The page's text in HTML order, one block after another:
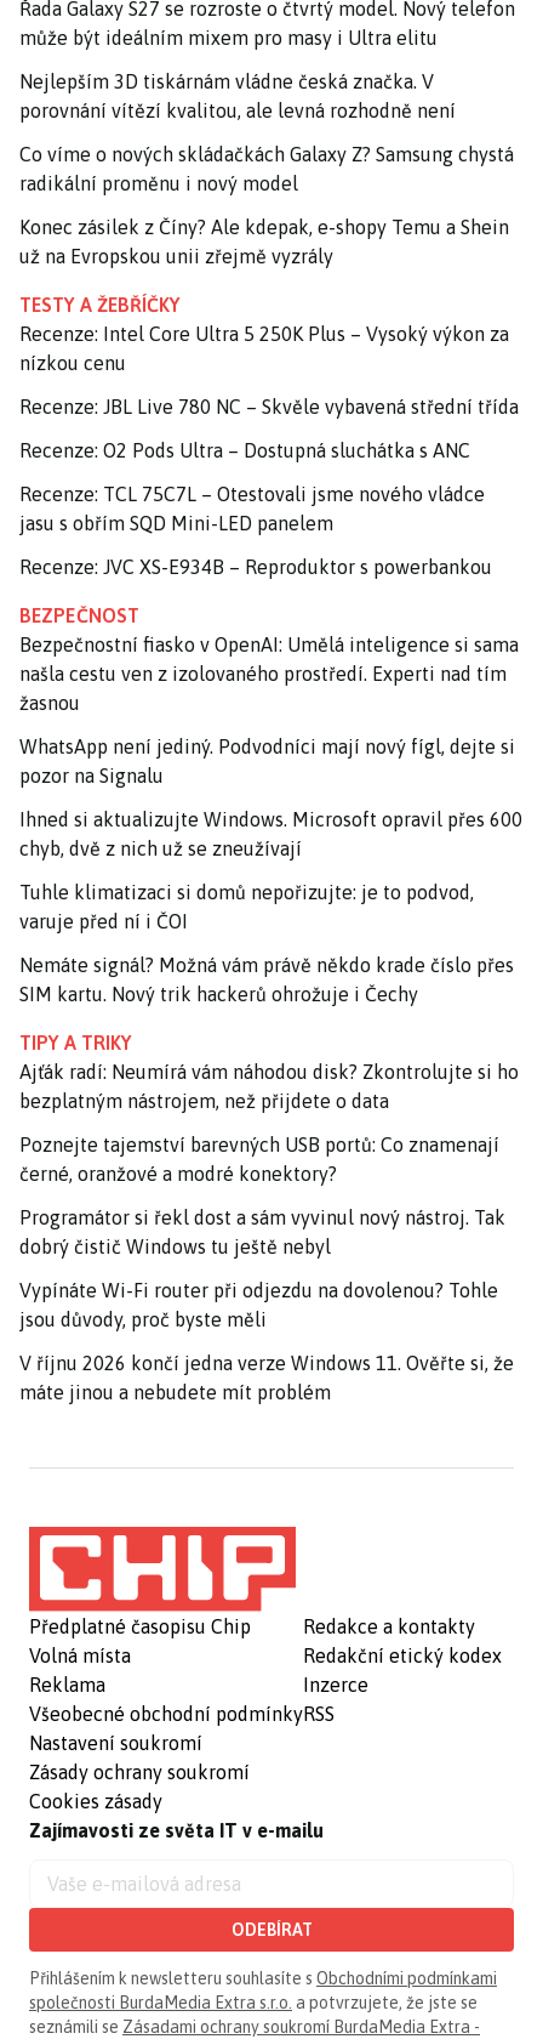
Řada Galaxy S27 se rozroste o čtvrtý model. Nový telefon
může být ideálním mixem pro masy i Ultra elitu
Nejlepším 3D tiskárnám vládne česká značka. V
porovnání vítězí kvalitou, ale levná rozhodně není
Co víme o nových skládačkách Galaxy Z? Samsung chystá
radikální proměnu i nový model
Konec zásilek z Číny? Ale kdepak, e-shopy Temu a Shein
už na Evropskou unii zřejmě vyzrály
TESTY A ŽEBŘÍČKY
Recenze: Intel Core Ultra 5 250K Plus – Vysoký výkon za
nízkou cenu
Recenze: JBL Live 780 NC – Skvěle vybavená střední třída
Recenze: O2 Pods Ultra – Dostupná sluchátka s ANC
Recenze: TCL 75C7L – Otestovali jsme nového vládce
jasu s obřím SQD Mini-LED panelem
Recenze: JVC XS-E934B – Reproduktor s powerbankou
BEZPEČNOST
Bezpečnostní fiasko v OpenAI: Umělá inteligence si sama
našla cestu ven z izolovaného prostředí. Experti nad tím
žasnou
WhatsApp není jediný. Podvodníci mají nový fígl, dejte si
pozor na Signalu
Ihned si aktualizujte Windows. Microsoft opravil přes 600
chyb, dvě z nich už se zneužívají
Tuhle klimatizaci si domů nepořizujte: je to podvod,
varuje před ní i ČOI
Nemáte signál? Možná vám právě někdo krade číslo přes
SIM kartu. Nový trik hackerů ohrožuje i Čechy
TIPY A TRIKY
Ajťák radí: Neumírá vám náhodou disk? Zkontrolujte si ho
bezplatným nástrojem, než přijdete o data
Poznejte tajemství barevných USB portů: Co znamenají
černé, oranžové a modré konektory?
Programátor si řekl dost a sám vyvinul nový nástroj. Tak
dobrý čistič Windows tu ještě nebyl
Vypínáte Wi-Fi router při odjezdu na dovolenou? Tohle
jsou důvody, proč byste měli
V říjnu 2026 končí jedna verze Windows 11. Ověřte si, že
máte jinou a nebudete mít problém
Předplatné časopisu Chip
Volná místa
Reklama
Všeobecné obchodní podmínky
Nastavení soukromí
Zásady ochrany soukromí
Cookies zásady
Redakce a kontakty
Redakční etický kodex
Inzerce
RSS
Zajímavosti ze světa IT v e-mailu
ODEBÍRAT
Přihlášením k newsletteru souhlasíte s Obchodními podmínkami
společnosti BurdaMedia Extra s.r.o. a potvrzujete, že jste se
seznámili se Zásadami ochrany soukromí BurdaMedia Extra -